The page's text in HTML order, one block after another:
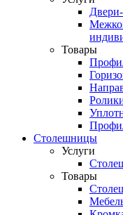
Товары
Столешницы
Услуги
Товары